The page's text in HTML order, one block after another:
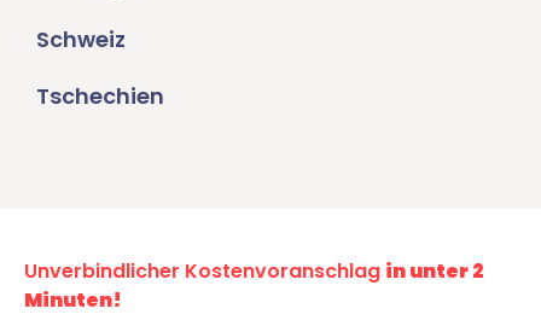
Schweiz
Tschechien
Unverbindlicher Kostenvoranschlag in unter 2
Minuten!